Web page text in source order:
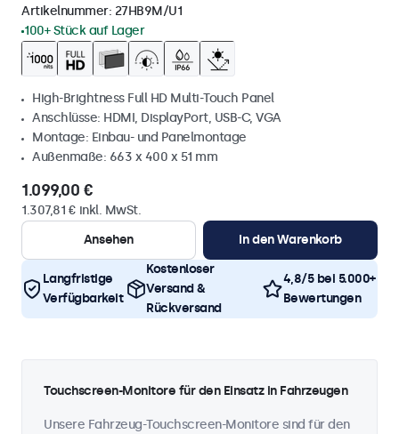
Artikelnummer: 27HB9M/U1
100+ Stück auf Lager
High-Brightness Full HD Multi-Touch Panel
Anschlüsse: HDMI, DisplayPort, USB-C, VGA
Montage: Einbau- und Panelmontage
Außenmaße: 663 x 400 x 51 mm
1.099,00 €
1.307,81 € inkl. MwSt.
Ansehen
In den Warenkorb
Langfristige
Verfügbarkeit
Kostenloser
Versand &
Rückversand
4,8/5 bei 5.000+
Bewertungen
Touchscreen-Monitore für den Einsatz in Fahrzeugen
Unsere Fahrzeug-Touchscreen-Monitore sind für den